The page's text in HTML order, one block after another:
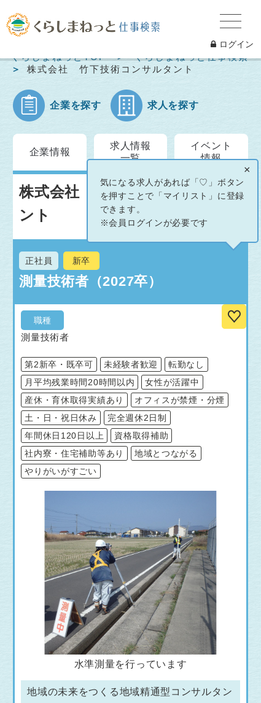
ログイン
くらしまねっとTOP
くらしまねっと仕事検索
株式会社 竹下技術コンサルタント
企業を探す 求人を探す
企業情報
求人情報
一覧
イベント
情報
株式会社 竹下技術コンサルタ
ント
正社員 新卒
測量技術者（2027卒）
職種
測量技術者
第2新卒・既卒可 未経験者歓迎
転勤なし
月平均残業時間20時間以内
女性が活躍中
産休・育休取得実績あり
オフィスが禁煙・分煙
土・日・祝日休み
完全週休2日制
年間休日120日以上
資格取得補助
社内寮・住宅補助等あり
地域とつながる
やりがいがすごい
水準測量を行っています
地域の未来をつくる地域精通型コンサルタン
×
気になる求人があれば「♡」ボタン
を押すことで「マイリスト」に登録
できます。
※会員ログインが必要です